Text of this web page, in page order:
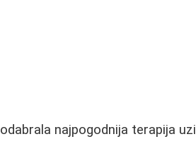
najpogodnija terapija